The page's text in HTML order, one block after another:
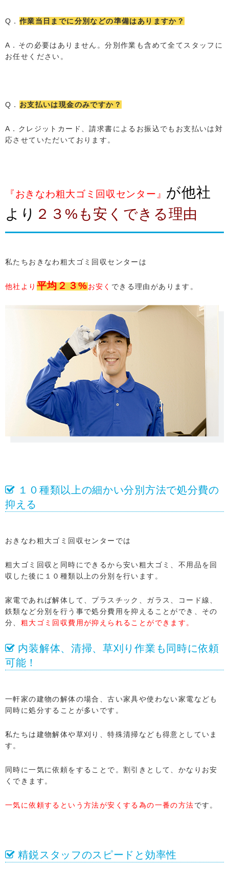
Q． 作業当日までに分別などの準備はありますか？
A．その必要はありません。分別作業も含めて全てスタッフに
お任せください。
Q． お支払いは現金のみですか？
A．クレジットカード、請求書によるお振込でもお支払いは対
応させていただいております。
『おきなわ粗大ゴミ回収センター』 が他社
より ２３%も安くできる理由
私たちおきなわ粗大ゴミ回収センターは
他社より 平均２３%お安く できる理由があります。
１０種類以上の細かい分別方法で処分費の
抑える
おきなわ粗大ゴミ回収センターでは
粗大ゴミ回収と同時にできるから安い粗大ゴミ、不用品を回
収した後に１０種類以上の分別を行います。
家電であれば解体して、プラスチック、ガラス、コード線、
鉄類など分別を行う事で処分費用を抑えることができ、その
分、 粗大ゴミ回収費用が抑えられることができます。
内装解体、清掃、草刈り作業も同時に依頼
可能！
一軒家の建物の解体の場合、古い家具や使わない家電なども
同時に処分することが多いです。
私たちは建物解体や草刈り、特殊清掃なども得意としていま
す。
同時に一気に依頼をすることで。割引きとして、かなりお安
くできます。
一気に依頼するという方法が安くする為の一番の方法です。
精鋭スタッフのスピードと効率性